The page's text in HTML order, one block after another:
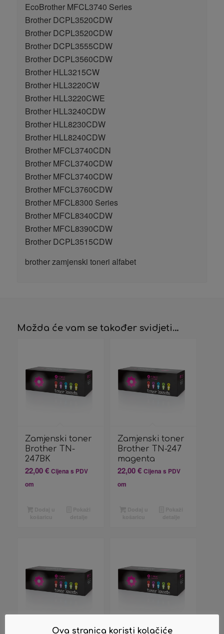
EcoBrother MFCL3740 Series
Brother DCPL3520CDW
Brother DCPL3520CDW
Brother DCPL3555CDW
Brother DCPL3560CDW
Brother HLL3215CW
Brother HLL3220CW
Brother HLL3220CWE
Brother HLL3240CDW
Brother HLL8230CDW
Brother HLL8240CDW
Brother MFCL3740CDN
Brother MFCL3740CDW
Brother MFCL3740CDW
Brother MFCL3760CDW
Brother MFCL8300 Series
Brother MFCL8340CDW
Brother MFCL8390CDW
Brother DCPL3515CDW
brother zamjenski toneri alfabet
Možda će vam se također svidjeti…
Zamjenski toner
Brother TN-
247BK
22,00€ Cijena s PDV
om
Zamjenski toner
Brother TN-247
magenta
22,00€ Cijena s PDV
om
Ova stranica koristi kolačiće